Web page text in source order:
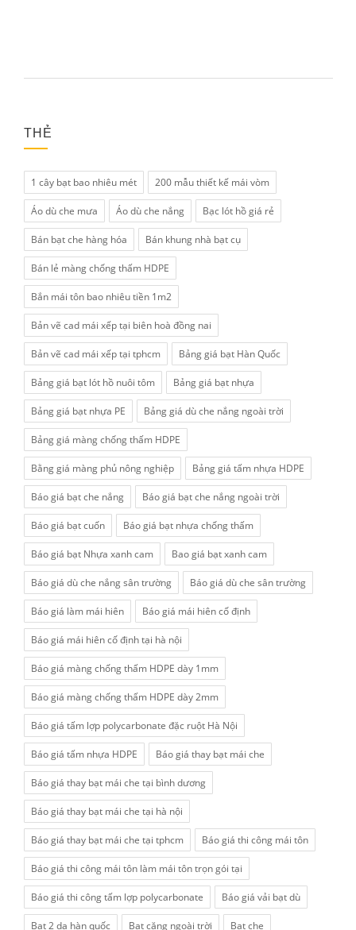
THẺ
1 cây bạt bao nhiêu mét 200 mẫu thiết kế mái vòm
Áo dù che mưa Áo dù che nắng Bạc lót hồ giá rẻ
Bán bạt che hàng hóa Bán khung nhà bạt cụ
Bán lẻ màng chống thấm HDPE
Bắn mái tôn bao nhiêu tiền 1m2
Bản vẽ cad mái xếp tại biên hoà đồng nai
Bản vẽ cad mái xếp tại tphcm Bảng giá bạt Hàn Quốc
Bảng giá bạt lót hồ nuôi tôm Bảng giá bạt nhựa
Bảng giá bạt nhựa PE Bảng giá dù che nắng ngoài trời
Bảng giá màng chống thấm HDPE
Bằng giá màng phủ nông nghiệp Bảng giá tấm nhựa HDPE
Báo giá bạt che nắng Báo giá bạt che nắng ngoài trời
Báo giá bạt cuốn Báo giá bạt nhựa chống thấm
Báo giá bạt Nhựa xanh cam Bao giá bạt xanh cam
Báo giá dù che nắng sân trường Báo giá dù che sân trường
Báo giá làm mái hiên Báo giá mái hiên cố định
Báo giá mái hiên cố định tại hà nội
Báo giá màng chống thấm HDPE dày 1mm
Báo giá màng chống thấm HDPE dày 2mm
Báo giá tấm lợp polycarbonate đặc ruột Hà Nội
Báo giá tấm nhựa HDPE Báo giá thay bạt mái che
Báo giá thay bạt mái che tại bình dương
Báo giá thay bạt mái che tại hà nội
Báo giá thay bạt mái che tại tphcm Báo giá thi công mái tôn
Báo giá thi công mái tôn làm mái tôn trọn gói tại
Báo giá thi công tấm lợp polycarbonate Báo giá vải bạt dù
Bạt 2 da hàn quốc Bạt căng ngoài trời Bạt che